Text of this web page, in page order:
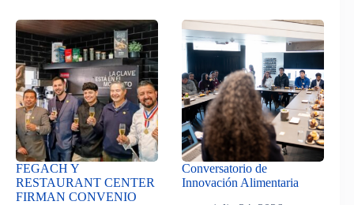
FEGACH Y
RESTAURANT CENTER
FIRMAN CONVENIO
Conversatorio de
Innovación Alimentaria